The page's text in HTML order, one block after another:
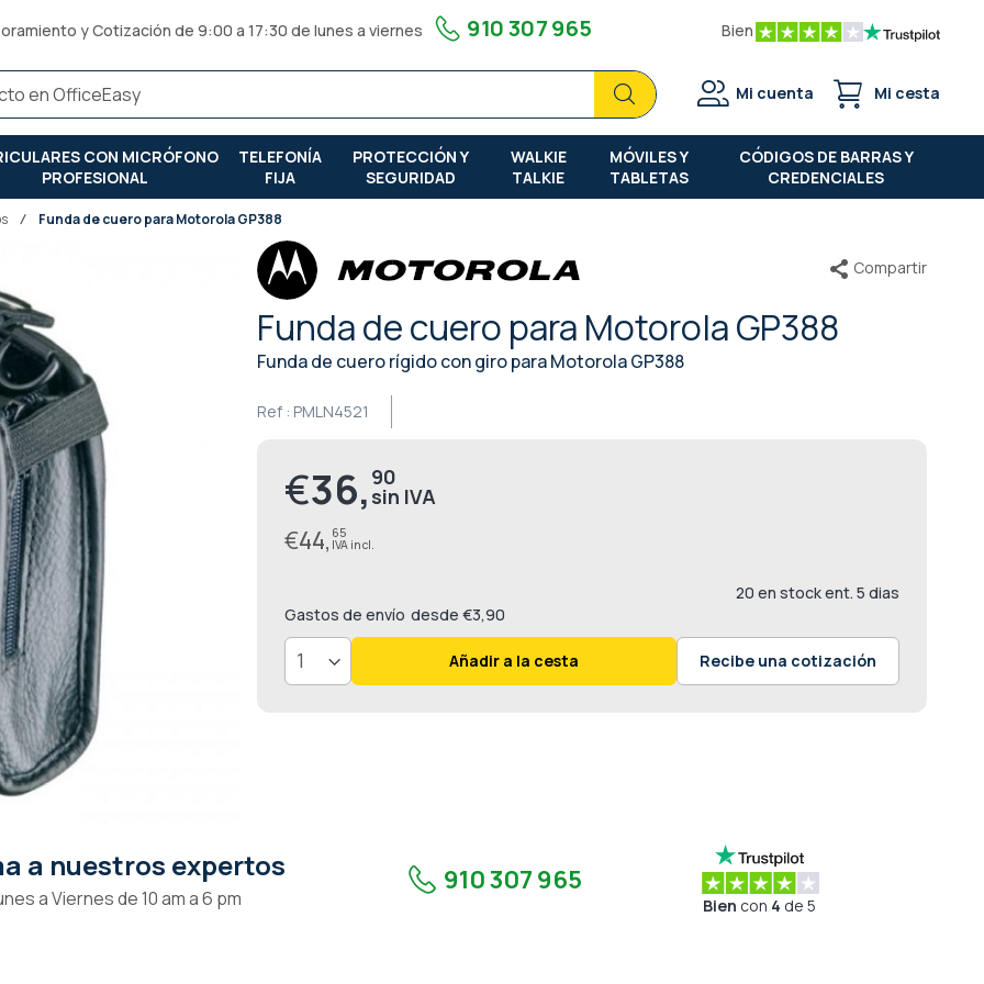
y Cotización de 9:00 a 17:30 de lunes a viernes 910 307 965 Bien
BuscarBuscar
Mi cuenta Mi cesta
CON MICRÓFONO
PROFESIONAL
TELEFONÍA
FIJA
PROTECCIÓN Y
SEGURIDAD
WALKIE
TALKIE
MÓVILES Y
TABLETAS
CÓDIGOS DE BARRAS Y
CREDENCIALES
Funda de cuero para Motorola GP388
Funda de cuero para Motorola GP388
Funda de cuero rígido con giro para Motorola GP388
Ref : PMLN4521
Compartir
€36, 90
€44, 65
20 en stock ent. 5 dias
Gastos de envío desde €3,90
Añadir a la cesta Recibe una cotización
a nuestros expertos
a Viernes de 10 am a 6 pm
910 307 965
Bien con 4 de 5